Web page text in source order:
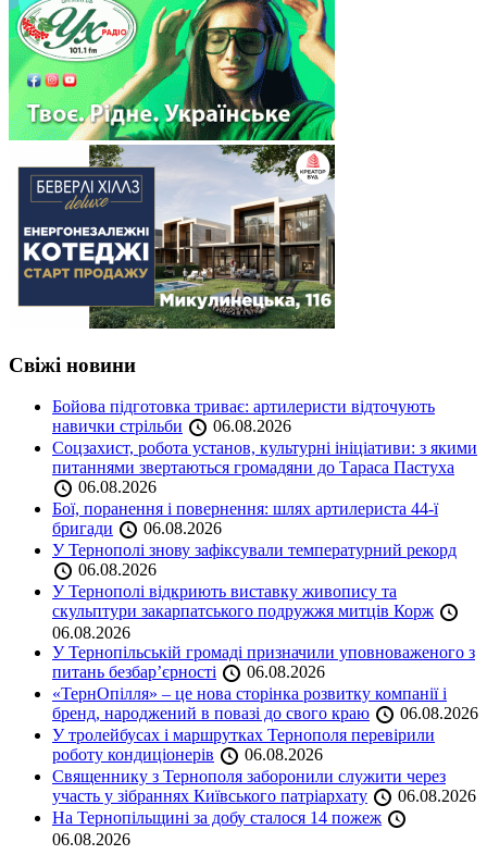
Свіжі новини
Бойова підготовка триває: артилеристи відточують
навички стрільби
06.08.2026
Соцзахист, робота установ, культурні ініціативи: з якими
питаннями звертаються громадяни до Тараса Пастуха
06.08.2026
Бої, поранення і повернення: шлях артилериста 44-ї
бригади
06.08.2026
У Тернополі знову зафіксували температурний рекорд
06.08.2026
У Тернополі відкриють виставку живопису та
скульптури закарпатського подружжя митців Корж
06.08.2026
У Тернопільській громаді призначили уповноваженого з
питань безбар’єрності
06.08.2026
«ТернОпілля» – це нова сторінка розвитку компанії і
бренд, народжений в повазі до свого краю
06.08.2026
У тролейбусах і маршрутках Тернополя перевірили
роботу кондиціонерів
06.08.2026
Священнику з Тернополя заборонили служити через
участь у зібраннях Київського патріархату
06.08.2026
На Тернопільщині за добу сталося 14 пожеж
06.08.2026